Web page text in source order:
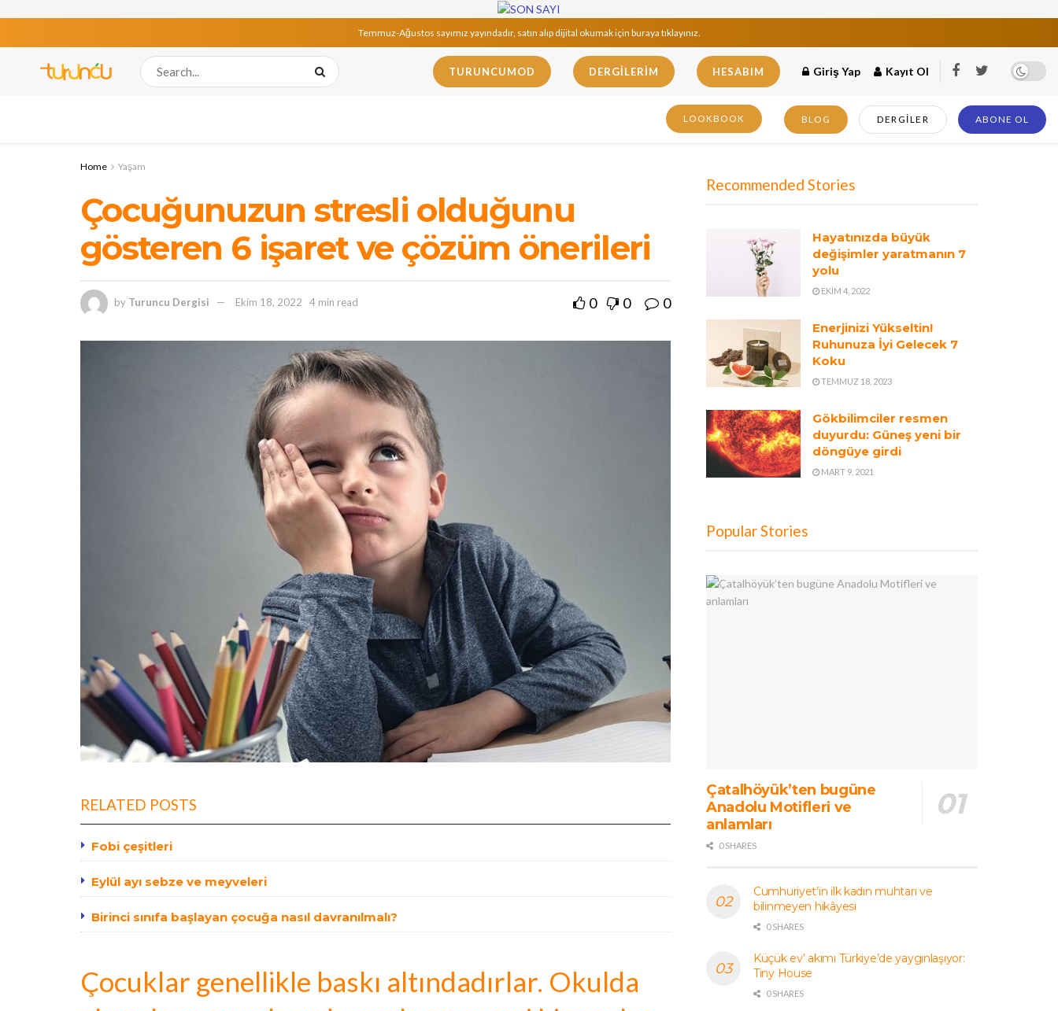
Temmuz-Ağustos sayımız yayındadır, satın alıp dijital okumak için buraya tıklayınız.
TURUNCUMOD DERGILERIM HESABIM Giriş Yap Kayıt Ol
LOOKBOOK BLOG DERGILER ABONE OL
Home Yaşam
Çocuğunuzun stresli olduğunu
gösteren 6 işaret ve çözüm önerileri
by Turuncu Dergisi Ekim 18, 2022 4 min read 0 0 0
RELATED POSTS
Fobi çeşitleri
Eylül ayı sebze ve meyveleri
Birinci sınıfa başlayan çocuğa nasıl davranılmalı?
Çocuklar genellikle baskı altındadırlar. Okulda
Recommended Stories
Hayatınızda büyük
değişimler yaratmanın 7
yolu
EKIM 4, 2022
Enerjinizi Yükseltin!
Ruhunuza İyi Gelecek 7
Koku
TEMMUZ 18, 2023
Gökbilimciler resmen
duyurdu: Güneş yeni bir
döngüye girdi
MART 9, 2021
Popular Stories
Çatalhöyük’ten bugüne
Anadolu Motifleri ve
anlamları
0 SHARES
Cumhuriyet’in ilk kadın muhtarı ve
bilinmeyen hikâyesi
0 SHARES
Küçük ev’ akımı Türkiye’de yaygınlaşıyor:
Tiny House
0 SHARES